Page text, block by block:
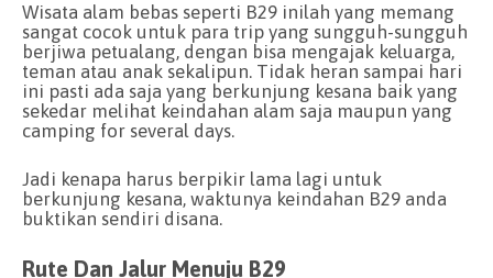
Wisata alam bebas seperti B29 inilah yang memang
sangat cocok untuk para trip yang sungguh-sungguh
berjiwa petualang, dengan bisa mengajak keluarga,
teman atau anak sekalipun. Tidak heran sampai hari
ini pasti ada saja yang berkunjung kesana baik yang
sekedar melihat keindahan alam saja maupun yang
camping for several days.
Jadi kenapa harus berpikir lama lagi untuk
berkunjung kesana, waktunya keindahan B29 anda
buktikan sendiri disana.
Rute Dan Jalur Menuju B29